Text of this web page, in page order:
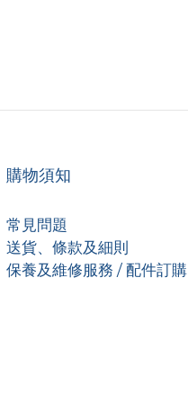
購物須知
常見問題
送貨、條款及細則
保養及維修服務 / 配件訂購